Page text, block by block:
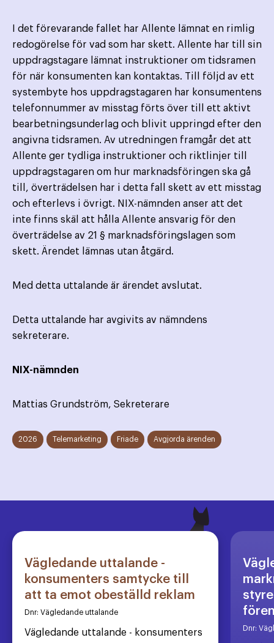
I det förevarande fallet har Allente lämnat en rimlig
redogörelse för vad som har skett. Allente har till sin
uppdragstagare lämnat instruktioner om tidsramen
för när konsumenten kan kontaktas. Till följd av ett
systembyte hos uppdragstagaren har konsumentens
telefonnummer av misstag förts över till ett aktivt
bearbetningsunderlag och blivit uppringd efter den
angivna tidsramen. Av utredningen framgår det att
Allente ger tydliga instruktioner och riktlinjer till
uppdragstagaren om hur marknadsföringen ska gå
till, överträdelsen har i detta fall skett av ett misstag
och efterlevs i övrigt. NIX-nämnden anser att det
inte finns skäl att hålla Allente ansvarig för den
överträdelse av 21 § marknadsföringslagen som
skett. Ärendet lämnas utan åtgärd.
Med detta uttalande är ärendet avslutat.
Detta uttalande har avgivits av nämndens
sekreterare.
NIX-nämnden
Mattias Grundström, Sekreterare
2026 Telemarketing Friade Avgjorda ärenden
Vägledande uttalande -
konsumenters samtycke till
att ta emot obeställd reklam
Dnr: Vägledande uttalande
Vägledande uttalande - konsumenters
Dnr: